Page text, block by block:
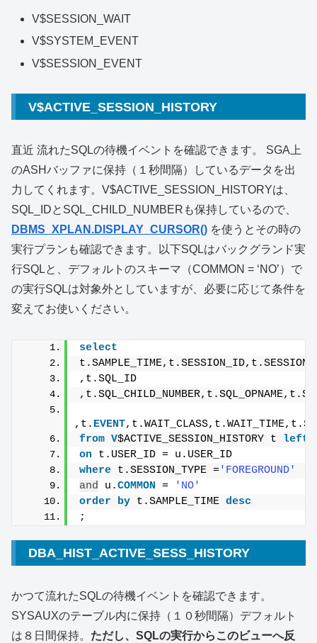
V$SESSION_WAIT
V$SYSTEM_EVENT
V$SESSION_EVENT
V$ACTIVE_SESSION_HISTORY
直近 流れたSQLの待機イベントを確認できます。 SGA上
のASHバッファに保持（１秒間隔）しているデータを出
力してくれます。V$ACTIVE_SESSION_HISTORYは、
SQL_IDとSQL_CHILD_NUMBERも保持しているので、
DBMS_XPLAN.DISPLAY_CURSOR() を使うとその時の
実行プランも確認できます。以下SQLはバックグランド実
行SQLと、デフォルトのスキーマ（COMMON = ‘NO’）で
の実行SQLは対象外としていますが、必要に応じて条件を
変えてお使いください。
select
,t.SQL_ID
,t. EVENT
from V$ACTIVE_SESSION_HISTORY t left
on t.USER_ID = u.USER_ID
where t.SESSION_TYPE ='FOREGROUND'
and u.COMMON =
'NO'
order by t.SAMPLE_TIME desc
;
DBA_HIST_ACTIVE_SESS_HISTORY
かつて流れたSQLの待機イベントを確認できます。
SYSAUXのテーブル内に保持（１０秒間隔）デフォルト
は８日間保持。 ただし、SQLの実行からこのビューへ反